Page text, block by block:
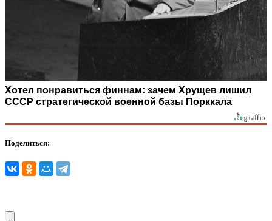
Хотел понравиться финнам: зачем Хрущев лишил
СССР стратегической военной базы Порккала
Поделиться: